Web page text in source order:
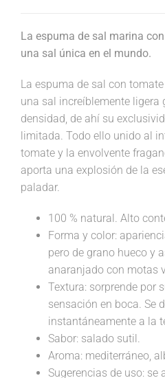
La espuma de sal marina
una sal única en el mundo.
La espuma de sal con
una sal increíblemente ligera
densidad, de ahí su
limitada. Todo ello unido al
tomate y la envolvente
aporta una explosión de la
paladar.
100 % natural. Alto
Forma y color:
pero de grano hueco y
anaranjado con motas
Textura: sorprende por
sensación en boca. Se
instantáneamente a la
Sabor: salado sutil.
Aroma: mediterráneo,
Sugerencias de uso: se